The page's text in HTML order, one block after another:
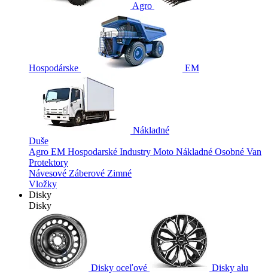
Agro
Hospodárske EM
Nákladné
Duše
Agro EM Hospodarské Industry Moto Nákladné Osobné Van
Protektory
Návesové Záberové Zimné
Vložky
Disky
Disky
Disky oceľové Disky alu